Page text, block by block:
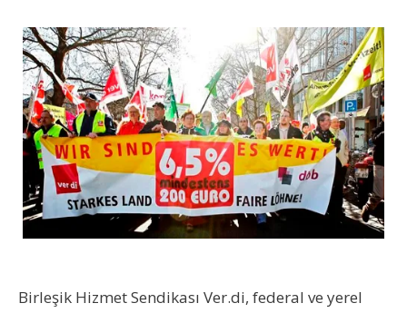
Birleşik Hizmet Sendikası Ver.di, federal ve yerel